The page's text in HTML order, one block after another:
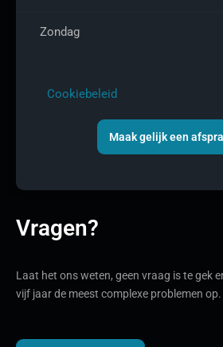
Zondag
Cookiebeleid
Maak gelijk een
Vragen?
Laat het ons weten, geen vraag is te gek
vijf jaar de meest complexe problemen op.